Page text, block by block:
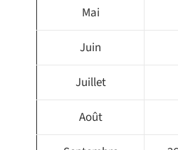
Mai
Juin
Juillet
Août